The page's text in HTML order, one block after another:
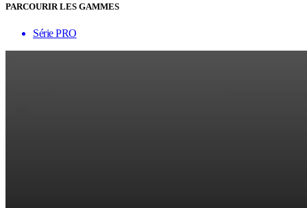
PARCOURIR LES GAMMES
Série PRO